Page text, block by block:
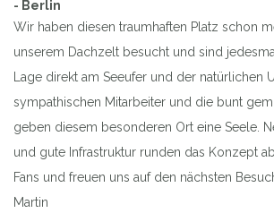
- Berlin
Wir haben diesen traumhaften Platz schon
unserem Dachzelt besucht und sind
Lage direkt am Seeufer und der natürlichen
sympathischen Mitarbeiter und die bunt
geben diesem besonderen Ort eine Seele.
und gute Infrastruktur runden das Konzept
Fans und freuen uns auf den nächsten
Martin